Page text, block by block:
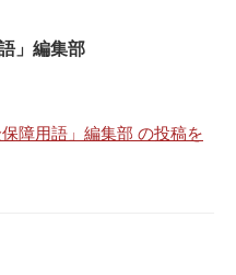
」編集部
保障用語」編集部 の投稿を